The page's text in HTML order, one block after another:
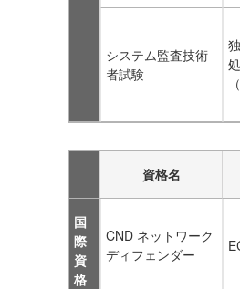
システム監査技術
者試験
資格名
国
際
資
格
CND ネットワーク
ディフェンダー